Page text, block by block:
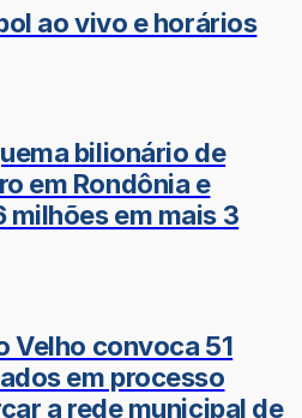
ao vivo e horários
bilionário de
em Rondônia e
milhões em mais 3
Velho convoca 51
em processo
a rede municipal de